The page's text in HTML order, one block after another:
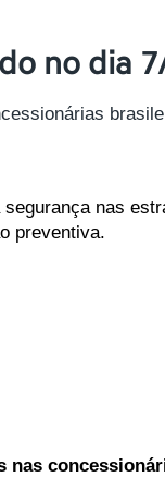
no dia
nas
preventiva.